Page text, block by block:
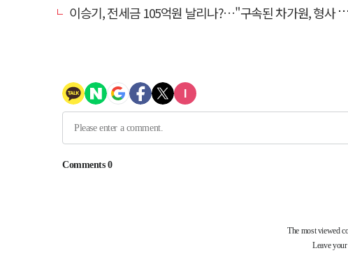
이승기, 전세금 105억원 날리나?…"구속된 차가원, 형사 범죄 영역"